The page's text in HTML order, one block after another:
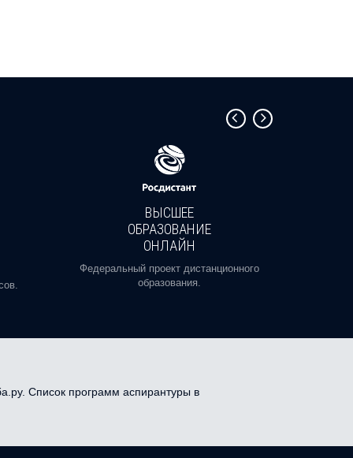
ВЫСШЕЕ
ОБРАЗОВАНИЕ
ОНЛАЙН
Федеральный проект дистанционного
образования.
Список программ аспирантуры в